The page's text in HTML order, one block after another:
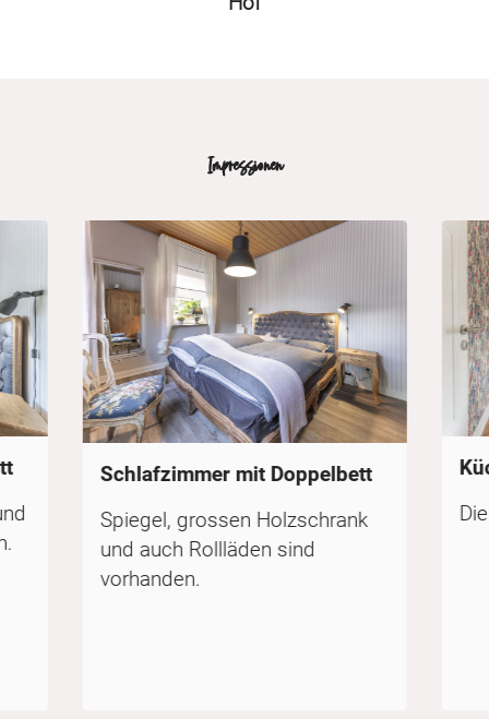
Impressionen
Schlafzimmer mit Doppelbett
Spiegel, grossen Holzschrank
und auch Rollläden sind
vorhanden.